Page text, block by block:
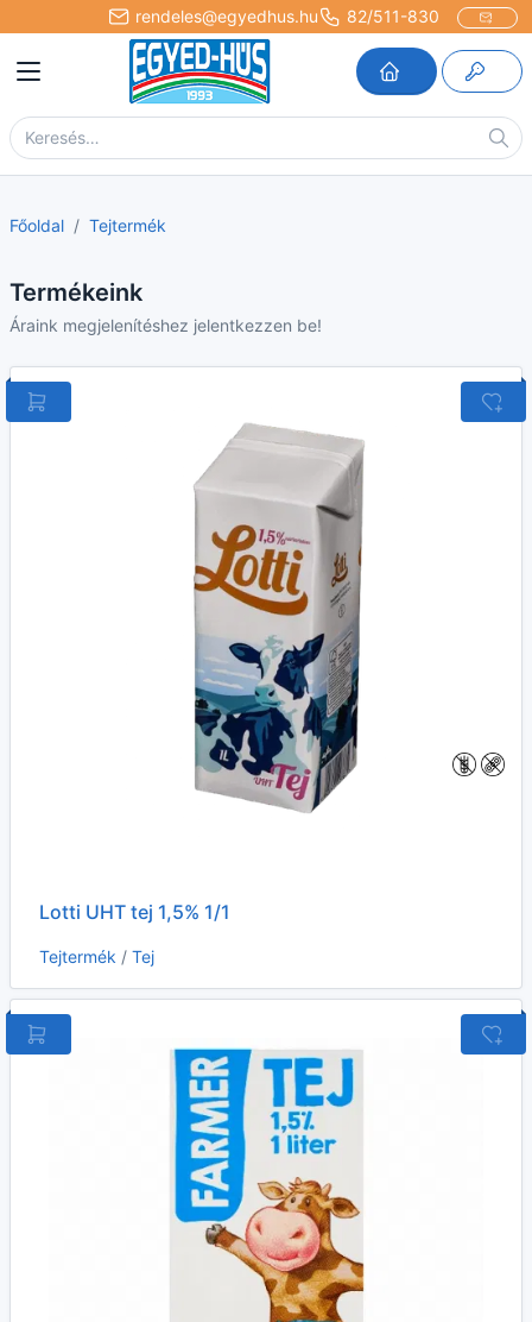
rendeles@egyedhus.hu 82/511-830
Főoldal Tejtermék
Termékeink
Áraink megjelenítéshez jelentkezzen be!
Lotti UHT tej 1,5% 1/1
Tejtermék / Tej